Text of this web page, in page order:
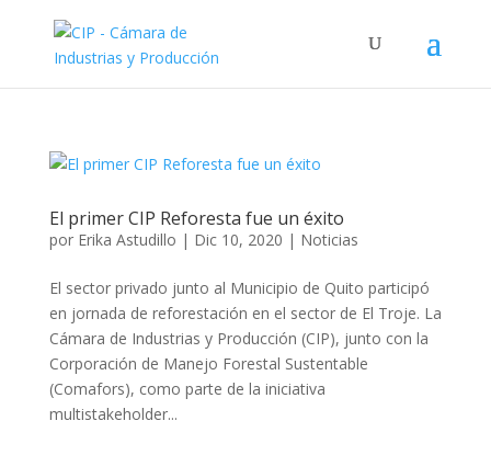
El primer CIP Reforesta fue un éxito
por Erika Astudillo | Dic 10, 2020 | Noticias
El sector privado junto al Municipio de Quito participó
en jornada de reforestación en el sector de El Troje. La
Cámara de Industrias y Producción (CIP), junto con la
Corporación de Manejo Forestal Sustentable
(Comafors), como parte de la iniciativa
multistakeholder...